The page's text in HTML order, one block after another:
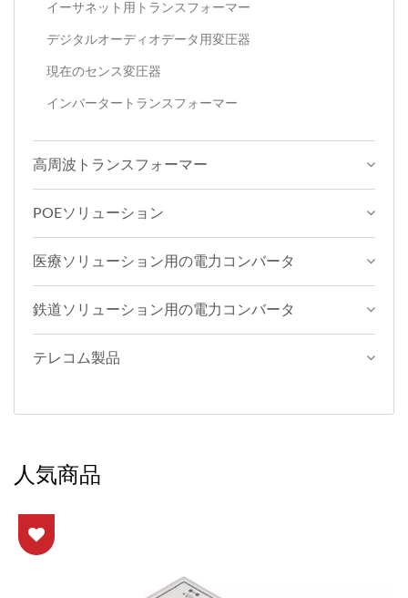
イーサネット用トランスフォーマー
デジタルオーディオデータ用変圧器
現在のセンス変圧器
インバータートランスフォーマー
高周波トランスフォーマー
POEソリューション
医療ソリューション用の電力コンバータ
鉄道ソリューション用の電力コンバータ
テレコム製品
人気商品